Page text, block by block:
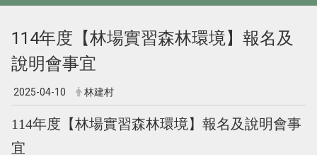
114年度【林場實習森林環境】報名及
說明會事宜
2025-04-10 林建村
114年度【林場實習森林環境】報名及說明會事
宜